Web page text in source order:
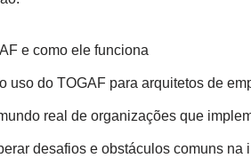
e como ele funciona
uso do TOGAF para arquitetos de
real de organizações que
desafios e obstáculos comuns na